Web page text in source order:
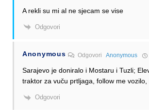
A rekli su mi al ne sjecam se vise
Odgovori
Anonymous OdgovoriAnonymous
Sarajevo je doniralo i Mostaru i Tuzli;
traktor za vuču prtljaga, follow me vozilo,
Odgovori